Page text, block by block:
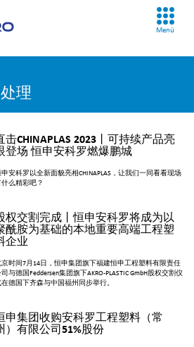
Menü
理
击CHINAPLAS 2023丨可持续产品亮
登场 恒申安科罗燃爆鹏城
申安科罗以全新面貌亮相CHINAPLAS，让我们一同看看现场
什么精彩吧？
权交割完成丨恒申安科罗将成为以
酰胺为基础的本地重要高端工程塑
企业
京时间7月14日，恒申集团旗下福建恒申工程塑料有限责任
司与德国Feddersen集团旗下AKRO-PLASTIC GmbH股权交割仪
在德国下齐森与中国福州同步举行。
申集团收购安科罗工程塑料（常
）有限公司51%股份